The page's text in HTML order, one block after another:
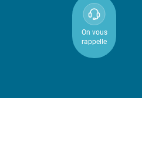
0800
850
800
On vous
rappelle